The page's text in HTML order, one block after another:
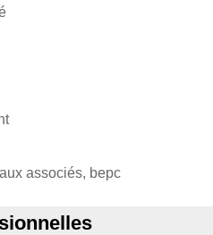
associés, bepc